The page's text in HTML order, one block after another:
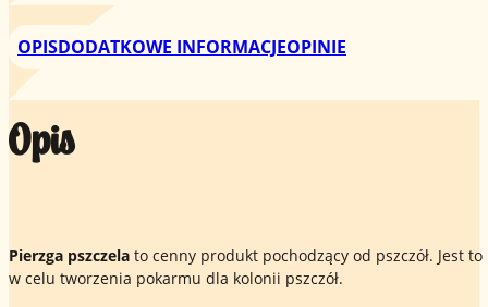
OPISDODATKOWE INFORMACJEOPINIE
Opis
Pierzga pszczela to cenny produkt pochodzący od pszczół. Jest
w celu tworzenia pokarmu dla kolonii pszczół.